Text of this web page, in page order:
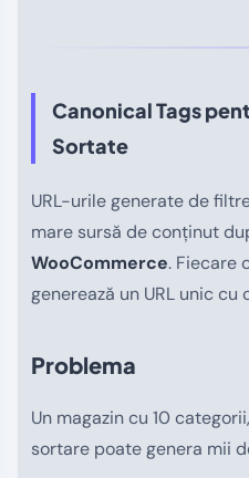
Canonical Tags
Sortate
URL-urile generate de
mare sursă de conținut
WooCommerce. Fiecare
generează un URL unic
Problema
Un magazin cu 10
sortare poate genera mii